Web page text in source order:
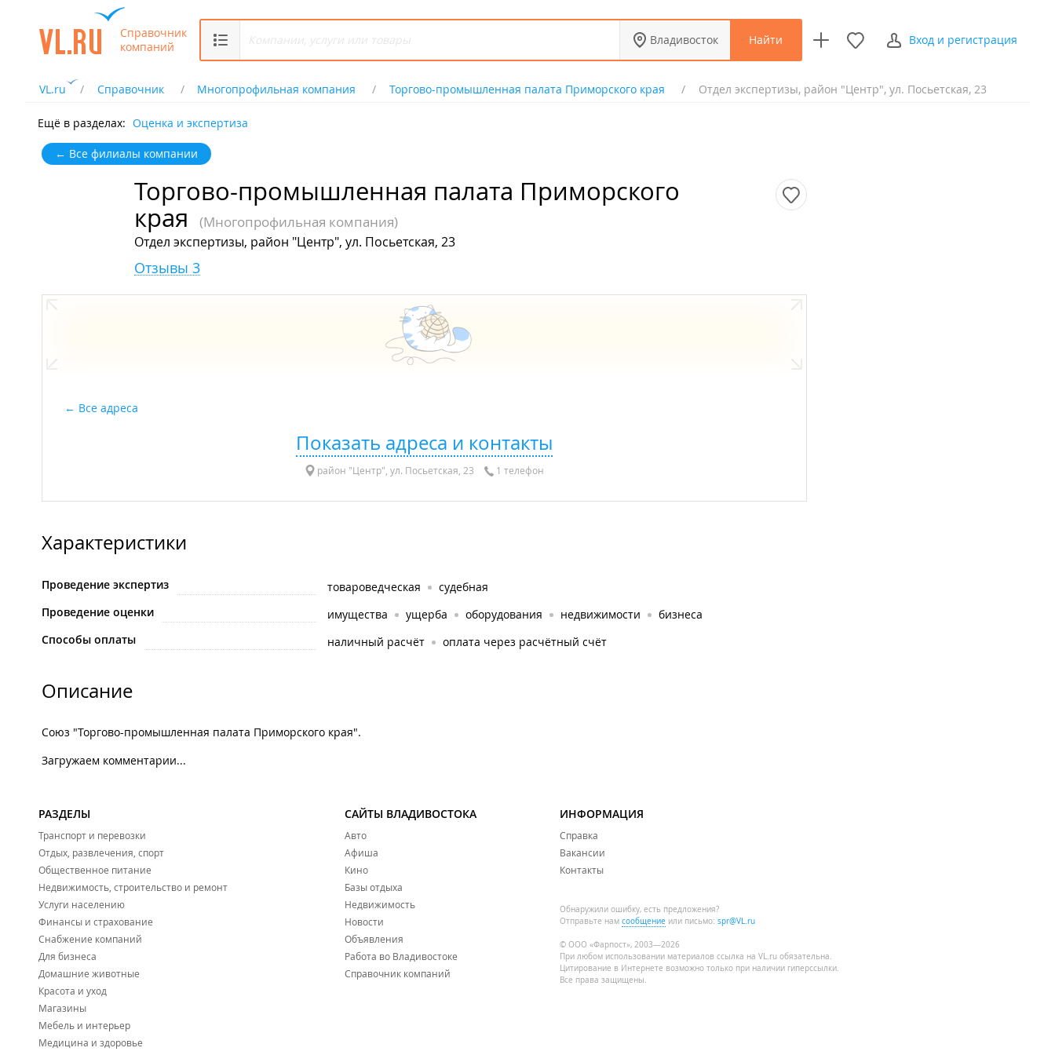
Справочник
компаний
Владивосток Найти Вход и регистрация
VL.ru Справочник Многопрофильная компания Торгово-промышленная палата Приморского края Отдел экспертизы, район "Центр", ул. Посьетская, 23
Ещё в разделах: Оценка и экспертиза
← Все филиалы компании
Торгово-промышленная палата Приморского
края
(Многопрофильная компания)
Отдел экспертизы, район "Центр", ул. Посьетская, 23
Отзывы 3
Все адреса
Показать адреса и контакты
район "Центр", ул. Посьетская, 23 1 телефон
Характеристики
Проведение экспертиз товароведческая
судебная
Проведение оценки
имущества ущерба оборудования недвижимости
бизнеса
Способы оплаты
наличный расчёт оплата через расчётный счёт
Описание
Союз "Торгово-промышленная палата Приморского края".
Загружаем комментарии...
РАЗДЕЛЫ
Транспорт и перевозки
Отдых, развлечения, спорт
Общественное питание
Недвижимость, строительство и ремонт
Услуги населению
Финансы и страхование
Снабжение компаний
Для бизнеса
Домашние животные
Красота и уход
Магазины
Мебель и интерьер
Медицина и здоровье
САЙТЫ ВЛАДИВОСТОКА
Авто
Афиша
Кино
Базы отдыха
Недвижимость
Новости
Объявления
Работа во Владивостоке
Справочник компаний
ИНФОРМАЦИЯ
Справка
Вакансии
Контакты
Обнаружили ошибку, есть предложения?
Отправьте нам сообщение или письмо: spr@VL.ru
© ООО «Фарпост», 2003—2026
При любом использовании материалов ссылка на VL.ru обязательна.
Цитирование в Интернете возможно только при наличии гиперссылки.
Все права защищены.